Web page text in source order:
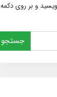
و بر روی دکمه
جستجو